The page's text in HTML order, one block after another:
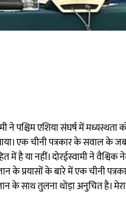
ने पश्चिम एशिया संघर्ष में
एक चीनी पत्रकार के सवाल के
है या नहीं। दोरईस्वामी ने वैश्विक
के प्रयासों के बारे में एक चीनी
के साथ तुलना थोड़ा अनुचित है।